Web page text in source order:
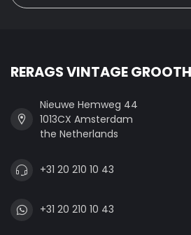
RERAGS VINTAGE
Nieuwe Hemweg 44
1013CX Amsterdam
the Netherlands
+31 20 210 10 43
+31 20 210 10 43